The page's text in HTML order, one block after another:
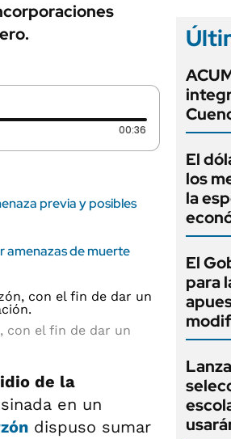
00:36 Duración: 36
previa y posibles
amenazas de muerte
con el fin de dar un
de la
en un
dispuso sumar
El
los
la
El
para